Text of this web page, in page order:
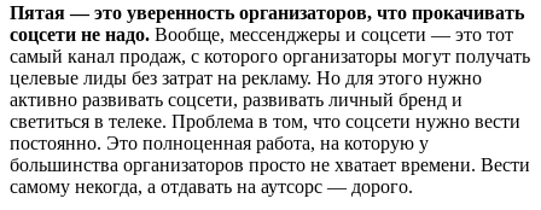
Пятая — это уверенность организаторов, что прокачивать
соцсети не надо. Вообще, мессенджеры и соцсети — это тот
самый канал продаж, с которого организаторы могут получать
целевые лиды без затрат на рекламу. Но для этого нужно
активно развивать соцсети, развивать личный бренд и
светиться в телеке. Проблема в том, что соцсети нужно вести
постоянно. Это полноценная работа, на которую у
большинства организаторов просто не хватает времени. Вести
самому некогда, а отдавать на аутсорс — дорого.